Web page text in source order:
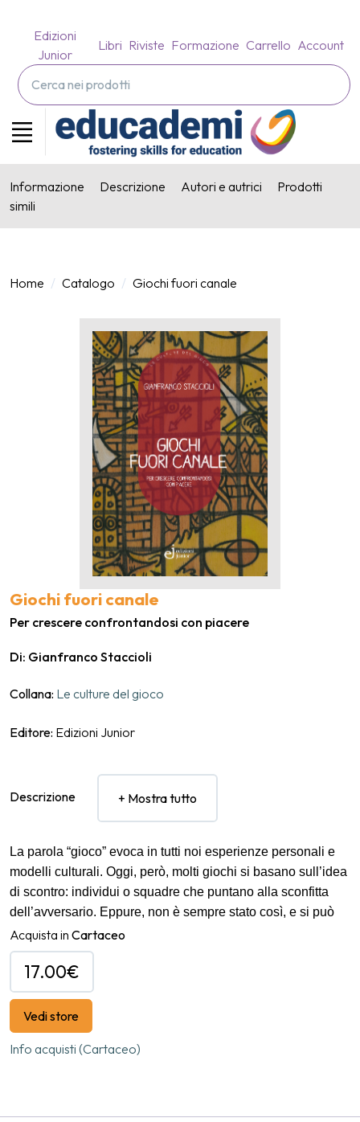
Edizioni
Junior
Libri Riviste Formazione Carrello Account
Informazione Descrizione Autori e autrici
Prodotti
simili
Home Catalogo Giochi fuori canale
Giochi fuori canale
Per crescere confrontandosi con piacere
Di: Gianfranco Staccioli
Collana: Le culture del gioco
Editore: Edizioni Junior
Descrizione + Mostra tutto
​La parola “gioco” evoca in tutti noi esperienze personali e
modelli culturali. Oggi, però, molti giochi si basano sull’idea
di scontro: individui o squadre che puntano alla sconfitta
dell’avversario. Eppure, non è sempre stato così, e si può
giocare in modi molto diversi da quelli a cui siamo abituati.
Si può giocare senza avversari oppure confrontandosi con
una disparità numerica tra i partecipanti. Si può giocare
sfidando i paradossi creati dalle regole, come nei giochi a
tre squadre, dove la presa dell’avversario avvantaggia
proprio chi si dovrebbe temere. Questo libro presenta giochi
poco conosciuti e spesso “senza frontiere”: giochi
Acquista in Cartaceo
17.00€
Vedi store
Info acquisti (Cartaceo)